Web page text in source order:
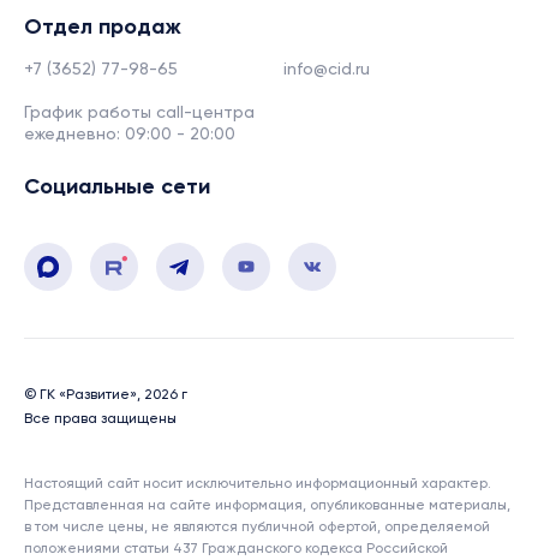
Отдел продаж
+7 (3652) 77-98-65 info@cid.ru
График работы call-центра
ежедневно: 09:00 - 20:00
Социальные сети
© ГК «Развитие», 2026 г
Все права защищены
Настоящий сайт носит исключительно информационный характер.
Представленная на сайте информация, опубликованные материалы,
в том числе цены, не являются публичной офертой, определяемой
положениями статьи 437 Гражданского кодекса Российской